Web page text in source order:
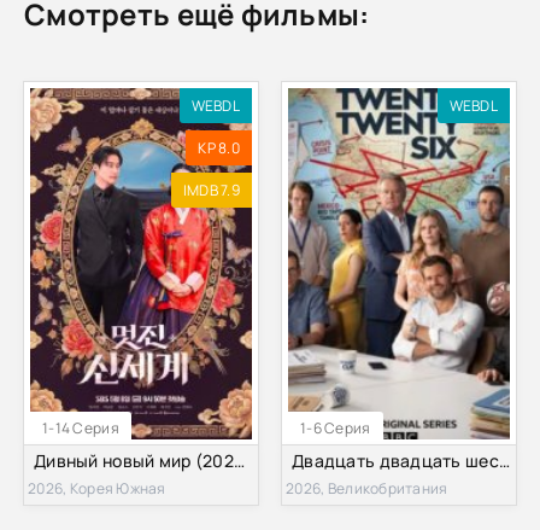
Смотреть ещё фильмы:
1-14 Серия
WEBDL
KP 8.0
IMDB 7.9
Дивный новый мир (2026)
2026, Корея Южная
1-6 Серия
WEBDL
Двадцать двадцать шесть (2026)
2026, Великобритания